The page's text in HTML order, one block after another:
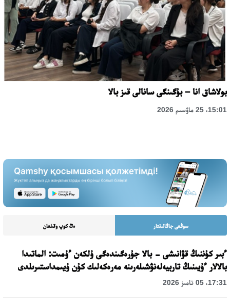
بولاشاق انا – بۇگىنگى سانالى قىز بالا
15:01، 25 ماۋسىم 2026
سوڭعى جاڭالىقتار ەڭ كوپ وقىلعان
ءبىر كۇننىڭ قۋانىشى - بالا جۇرەگىندەگى ۇلكەن ءۇمىت: الماتىدا
بالالار ءۇيىنىڭ تاربيەلەنۋشىلەرىنە مەرەكەلىك كۇن ۇيىمداستىرىلدى
17:31، 05 تامىز 2026